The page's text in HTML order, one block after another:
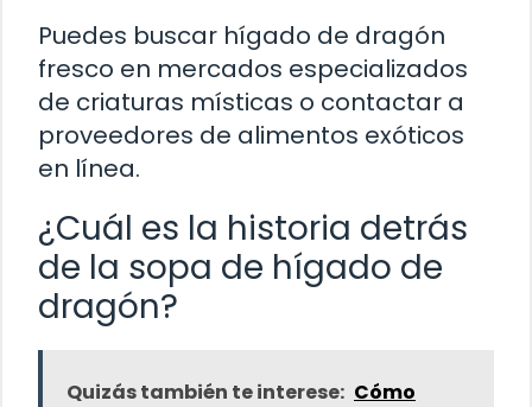
Puedes buscar hígado de dragón
fresco en mercados especializados
de criaturas místicas o contactar a
proveedores de alimentos exóticos
en línea.
¿Cuál es la historia detrás
de la sopa de hígado de
dragón?
Quizás también te interese: Cómo